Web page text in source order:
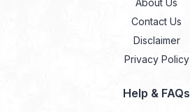
About Us
Contact Us
Disclaimer
Privacy Policy
Help & FAQs